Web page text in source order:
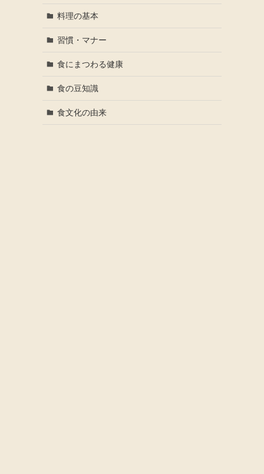
料理の基本
習慣・マナー
食にまつわる健康
食の豆知識
食文化の由来